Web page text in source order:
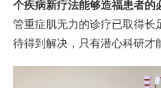
个疾病新疗法能够造福患者的
管重症肌无力的诊疗已取得长
待得到解决，只有潜心科研才